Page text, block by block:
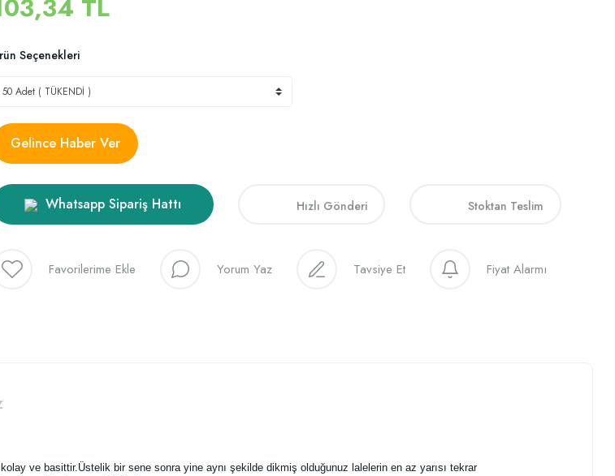
TL
Seçenekleri
Gelince Haber Ver
Whatsapp Sipariş Hattı Hızlı Gönderi Stoktan Teslim
Yorum Yaz Tavsiye Et Fiyat Alarmı
ve basittir.Üstelik bir sene sonra yine aynı şekilde dikmiş olduğunuz lalelerin en az yarısı tekrar